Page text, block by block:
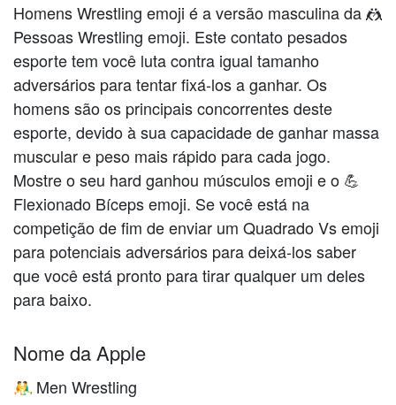
Homens Wrestling emoji é a versão masculina da 🤼
Pessoas Wrestling emoji. Este contato pesados
esporte tem você luta contra igual tamanho
adversários para tentar fixá-los a ganhar. Os
homens são os principais concorrentes deste
esporte, devido à sua capacidade de ganhar massa
muscular e peso mais rápido para cada jogo.
Mostre o seu hard ganhou músculos emoji e o 💪
Flexionado Bíceps emoji. Se você está na
competição de fim de enviar um Quadrado Vs emoji
para potenciais adversários para deixá-los saber
que você está pronto para tirar qualquer um deles
para baixo.
Nome da Apple
🤼‍♂️ Men Wrestling